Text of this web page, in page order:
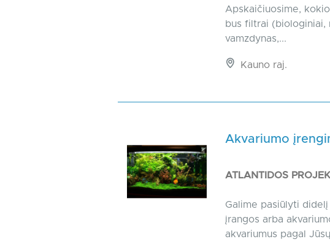
Apskaičiuosime,
bus filtrai (biologiniai,
vamzdynas,...
Kauno raj.
Akvariumo
ATLANTIDOS
Galime pasiūlyti
įrangos arba
akvariumus pagal